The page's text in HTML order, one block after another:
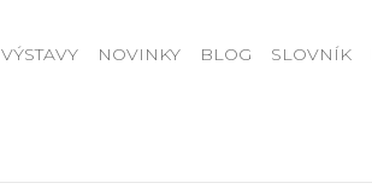
VÝSTAVY NOVINKY BLOG SLOVNÍK